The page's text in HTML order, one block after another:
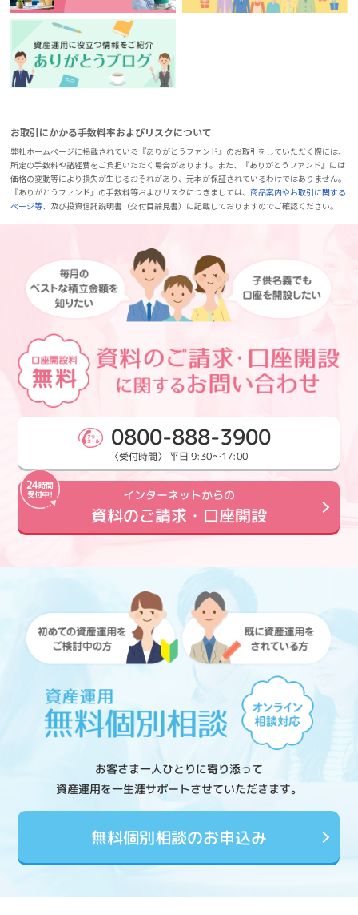
お取引にかかる手数料率およびリスクについて
弊社ホームページに掲載されている『ありがとうファンド』のお取引をしていただく際には、
所定の手数料や諸経費をご負担いただく場合があります。また、『ありがとうファンド』には
価格の変動等により損失が生じるおそれがあり、元本が保証されているわけではありません。
『ありがとうファンド』の手数料等およびリスクにつきましては、商品案内やお取引に関する
ページ等、及び投資信託説明書（交付目論見書）に記載しておりますのでご確認ください。
0800-888-3900
〈受付時間〉 平日 9:30～17:00
インターネットからの
資料のご請求・口座開設
お客さま一人ひとりに寄り添って
資産運用を一生涯サポートさせていただきます。
無料個別相談のお申込み